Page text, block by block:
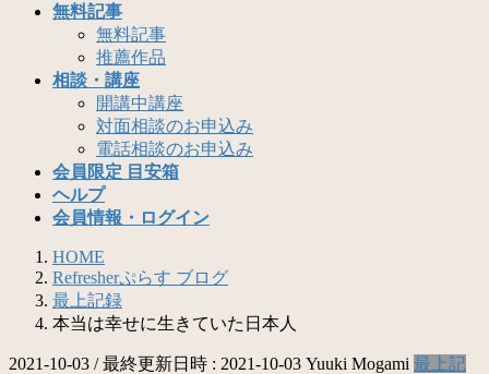
無料記事
無料記事
推薦作品
相談・講座
開講中講座
対面相談のお申込み
電話相談のお申込み
会員限定 目安箱
ヘルプ
会員情報・ログイン
HOME
Refresherぷらす ブログ
最上記録
本当は幸せに生きていた日本人
2021-10-03 / 最終更新日時 : 2021-10-03 Yuuki Mogami 最上記